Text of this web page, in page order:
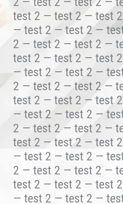
test 2 — test 2 — test
— test 2 — test 2 —
2 — test 2 — test 2 —
test 2 — test 2 — test
— test 2 — test 2 —
2 — test 2 — test 2 —
test 2 — test 2 — test
— test 2 — test 2 —
2 — test 2 — test 2 —
test 2 — test 2 — test
— test 2 — test 2 —
2 — test 2 — test 2 —
test 2 — test 2 — test
— test 2 — test 2 —